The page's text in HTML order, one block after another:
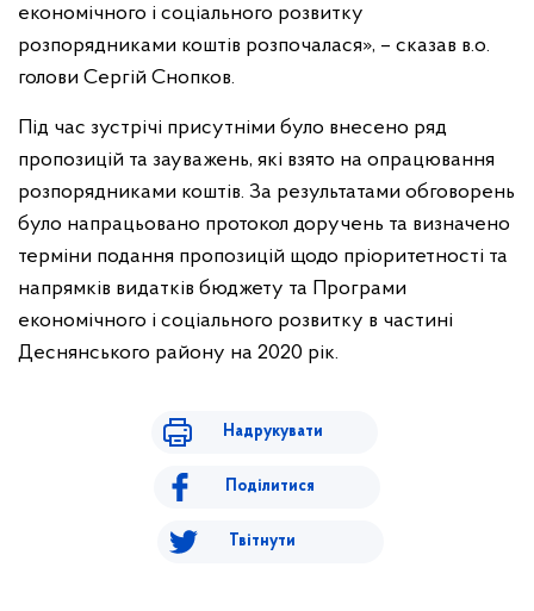
економічного і соціального розвитку
розпорядниками коштів розпочалася», – сказав в.о.
голови Сергій Снопков.
Під час зустрічі присутніми було внесено ряд
пропозицій та зауважень, які взято на опрацювання
розпорядниками коштів. За результатами обговорень
було напрацьовано протокол доручень та визначено
терміни подання пропозицій щодо пріоритетності та
напрямків видатків бюджету та Програми
економічного і соціального розвитку в частині
Деснянського району на 2020 рік.
Надрукувати
Поділитися
Твітнути